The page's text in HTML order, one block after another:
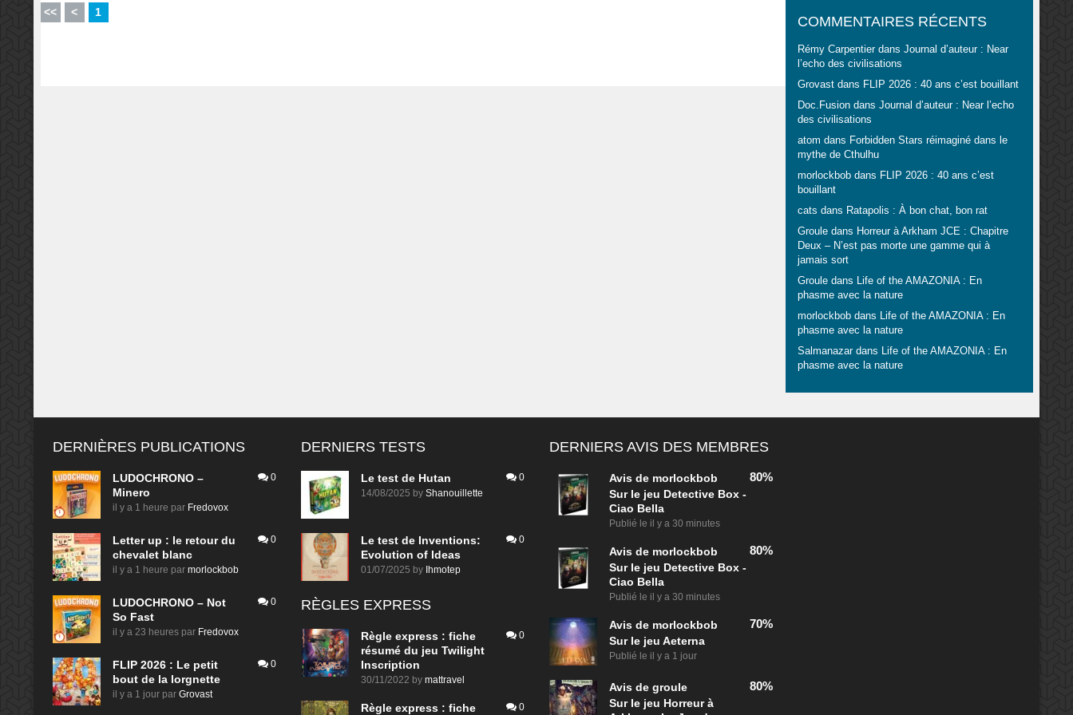
<< < 1
COMMENTAIRES RÉCENTS
Rémy Carpentierdans Journal d’auteur : Near
l’echo des civilisations
Grovastdans FLIP 2026 : 40 ans c’est bouillant
Doc.Fusiondans Journal d’auteur : Near l’echo
des civilisations
atom dans Forbidden Stars réimaginé dans le
mythe de Cthulhu
morlockbobdans FLIP 2026 : 40 ans c’est
bouillant
cats dans Ratapolis : À bon chat, bon rat
Grouledans Horreur à Arkham JCE : Chapitre
Deux – N’est pas morte une gamme qui à
jamais sort
Grouledans Life of the AMAZONIA : En
phasme avec la nature
morlockbobdans Life of the AMAZONIA : En
phasme avec la nature
Salmanazardans Life of the AMAZONIA : En
phasme avec la nature
DERNIÈRES PUBLICATIONS
LUDOCHRONO –
Minero
il y a 1 heure par Fredovox
0
Letter up : le retour du
chevalet blanc
il y a 1 heure par morlockbob
0
LUDOCHRONO – Not
So Fast
il y a 23 heures par Fredovox
0
FLIP 2026 : Le petit
bout de la lorgnette
il y a 1 jour par Grovast
0
DERNIERS TESTS
Le test de Hutan
14/08/2025 by Shanouillette
0
Le test de Inventions:
Evolution of Ideas
01/07/2025 by Ihmotep
0
RÈGLES EXPRESS
Règle express : fiche
résumé du jeu Twilight
Inscription
30/11/2022 by mattravel
0
Règle express : fiche 0
DERNIERS AVIS DES MEMBRES
Avis de morlockbob
Sur le jeu Detective Box -
Ciao Bella
Publié le il y a 30 minutes
80%
Avis de morlockbob
Sur le jeu Detective Box -
Ciao Bella
Publié le il y a 30 minutes
80%
Avis de morlockbob
Sur le jeu Aeterna
Publié le il y a 1 jour
70%
Avis de groule
Sur le jeu Horreur à
80%